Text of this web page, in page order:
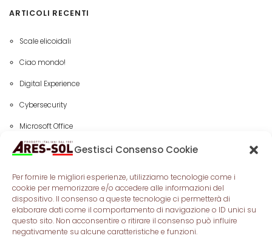
Gestisci Consenso Cookie
Per fornire le migliori esperienze, utilizziamo tecnologie come i
cookie per memorizzare e/o accedere alle informazioni del
dispositivo. Il consenso a queste tecnologie ci permetterà di
elaborare dati come il comportamento di navigazione o ID unici su
questo sito. Non acconsentire o ritirare il consenso può influire
negativamente su alcune caratteristiche e funzioni.
ARTICOLI RECENTI
Scale elicoidali
Ciao mondo!
Digital Experience
Cybersecurity
Microsoft Office
TAG
APPS CONFERENCE DEVELOPERS ENTERPRISE
STARTUPS